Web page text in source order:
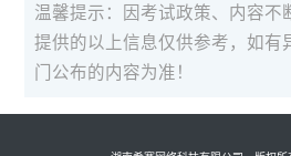
温馨提示：因考试政策、内容不
提供的以上信息仅供参考，如有
门公布的内容为准！